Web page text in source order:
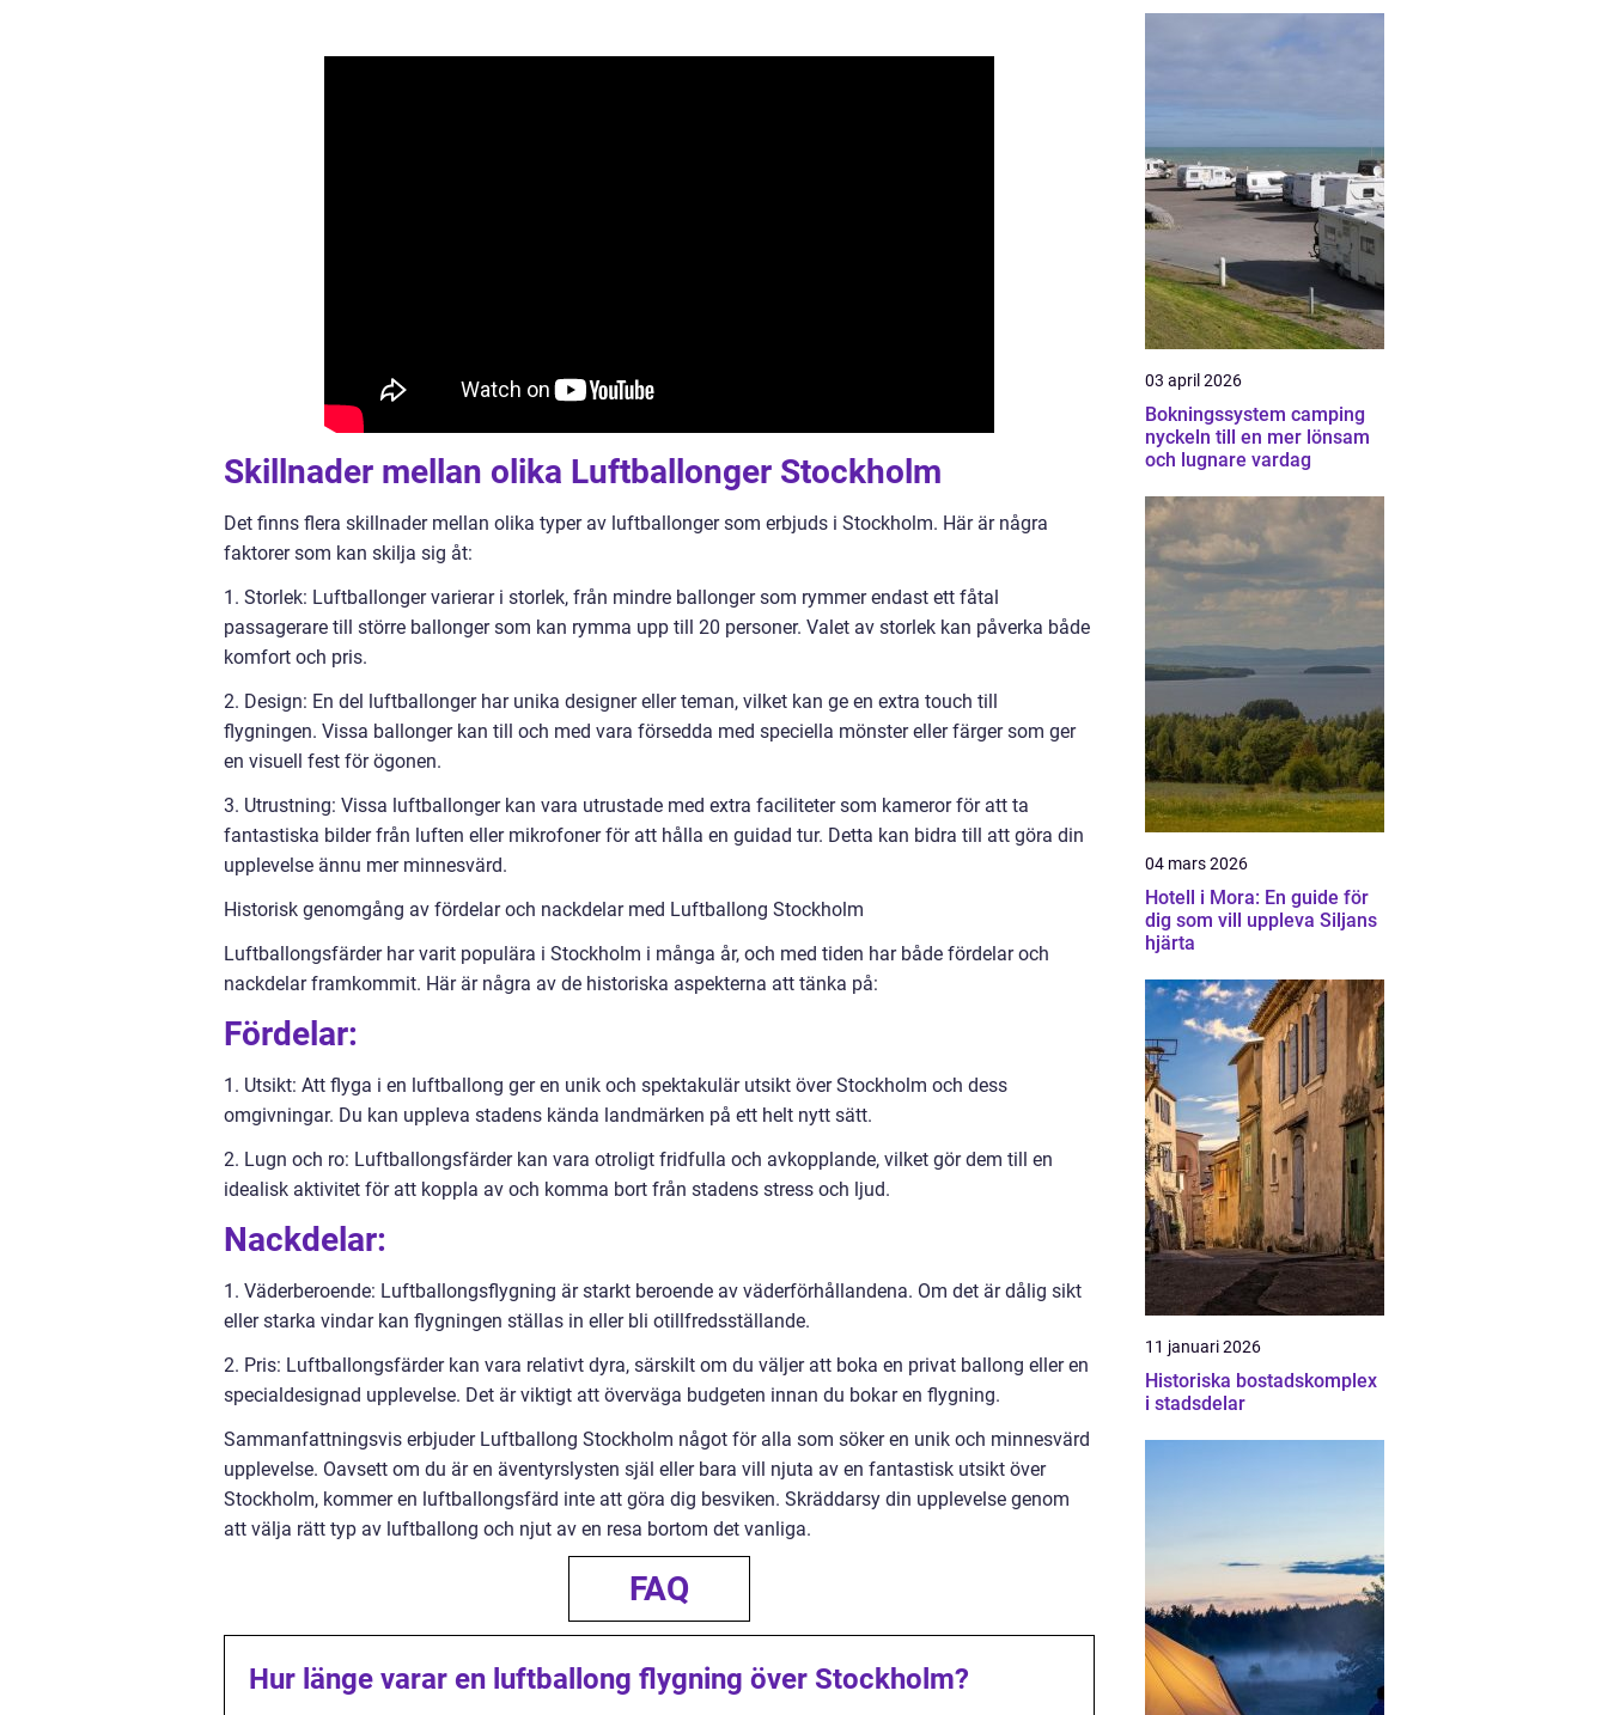
Skillnader mellan olika Luftballonger Stockholm
Det finns flera skillnader mellan olika typer av luftballonger som erbjuds i Stockholm. Här är några
faktorer som kan skilja sig åt:
1. Storlek: Luftballonger varierar i storlek, från mindre ballonger som rymmer endast ett fåtal
passagerare till större ballonger som kan rymma upp till 20 personer. Valet av storlek kan påverka både
komfort och pris.
2. Design: En del luftballonger har unika designer eller teman, vilket kan ge en extra touch till
flygningen. Vissa ballonger kan till och med vara försedda med speciella mönster eller färger som ger
en visuell fest för ögonen.
3. Utrustning: Vissa luftballonger kan vara utrustade med extra faciliteter som kameror för att ta
fantastiska bilder från luften eller mikrofoner för att hålla en guidad tur. Detta kan bidra till att göra din
upplevelse ännu mer minnesvärd.
Historisk genomgång av fördelar och nackdelar med Luftballong Stockholm
Luftballongsfärder har varit populära i Stockholm i många år, och med tiden har både fördelar och
nackdelar framkommit. Här är några av de historiska aspekterna att tänka på:
Fördelar:
1. Utsikt: Att flyga i en luftballong ger en unik och spektakulär utsikt över Stockholm och dess
omgivningar. Du kan uppleva stadens kända landmärken på ett helt nytt sätt.
2. Lugn och ro: Luftballongsfärder kan vara otroligt fridfulla och avkopplande, vilket gör dem till en
idealisk aktivitet för att koppla av och komma bort från stadens stress och ljud.
Nackdelar:
1. Väderberoende: Luftballongsflygning är starkt beroende av väderförhållandena. Om det är dålig sikt
eller starka vindar kan flygningen ställas in eller bli otillfredsställande.
2. Pris: Luftballongsfärder kan vara relativt dyra, särskilt om du väljer att boka en privat ballong eller en
specialdesignad upplevelse. Det är viktigt att överväga budgeten innan du bokar en flygning.
Sammanfattningsvis erbjuder Luftballong Stockholm något för alla som söker en unik och minnesvärd
upplevelse. Oavsett om du är en äventyrslysten själ eller bara vill njuta av en fantastisk utsikt över
Stockholm, kommer en luftballongsfärd inte att göra dig besviken. Skräddarsy din upplevelse genom
att välja rätt typ av luftballong och njut av en resa bortom det vanliga.
FAQ
Hur länge varar en luftballong flygning över Stockholm?
03 april 2026
Bokningssystem camping
nyckeln till en mer lönsam
och lugnare vardag
04 mars 2026
Hotell i Mora: En guide för
dig som vill uppleva Siljans
hjärta
11 januari 2026
Historiska bostadskomplex
i stadsdelar